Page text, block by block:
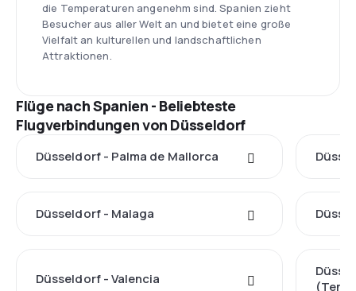
die Temperaturen angenehm sind. Spanien zieht
Besucher aus aller Welt an und bietet eine große
Vielfalt an kulturellen und landschaftlichen
Attraktionen.
Flüge nach Spanien - Beliebteste
Flugverbindungen von Düsseldorf
Düsseldorf - Palma de Mallorca
Düsseldorf - Malaga
Düsseldorf - Valencia